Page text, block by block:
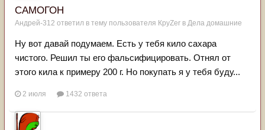
САМОГОН
Андрей-312 ответил в тему пользователя КруZer в Дела домашние
Ну вот давай подумаем. Есть у тебя кило сахара
чистого. Решил ты его фальсифицировать. Отнял от
этого кила к примеру 200 г. Но покупать я у тебя буду...
2 июля 1432 ответа